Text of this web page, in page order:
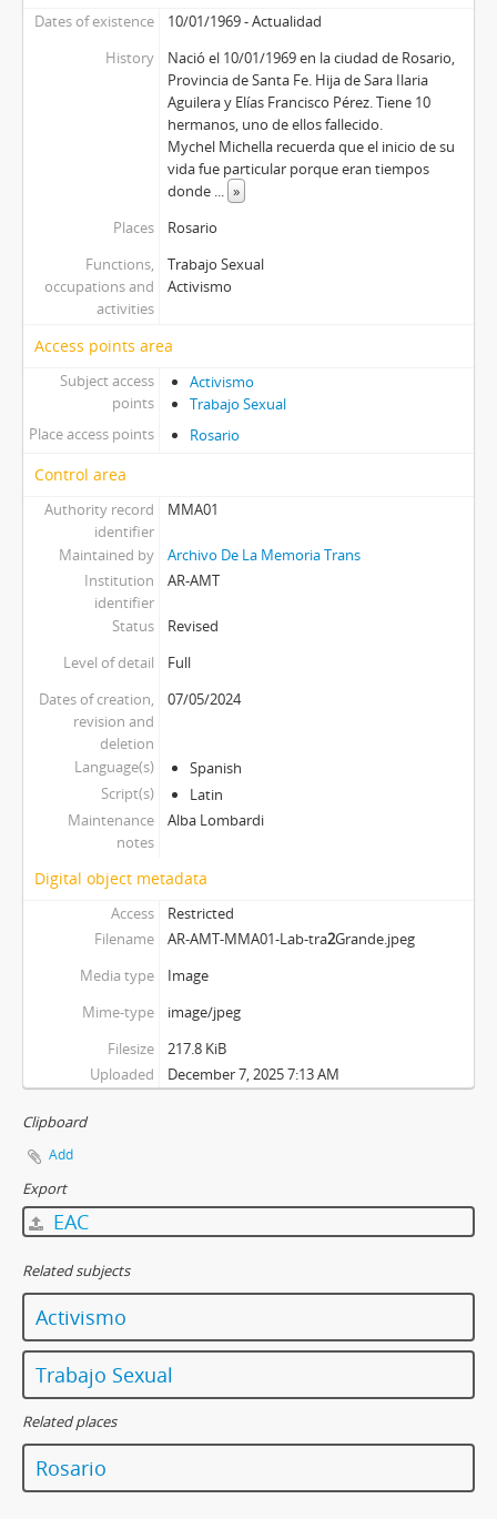
Dates of existence
10/01/1969 - Actualidad
History
Nació el 10/01/1969 en la ciudad de Rosario,
Provincia de Santa Fe. Hija de Sara Ilaria
Aguilera y Elías Francisco Pérez. Tiene 10
hermanos, uno de ellos fallecido.
Mychel Michella recuerda que el inicio de su
vida fue particular porque eran tiempos
donde ... »
Places
Rosario
Functions,
occupations and
activities
Trabajo Sexual
Activismo
Access points area
Subject access
points
Activismo
Trabajo Sexual
Place access points
Rosario
Control area
Authority record
identifier
MMA01
Maintained by
Archivo De La Memoria Trans
Institution
identifier
AR-AMT
Status
Revised
Level of detail
Full
Dates of creation,
revision and
deletion
07/05/2024
Language(s)
Spanish
Script(s)
Latin
Maintenance
notes
Alba Lombardi
Digital object metadata
Access
Restricted
Filename
AR-AMT-MMA01-Lab-tra2Grande.jpeg
Media type
Image
Mime-type
image/jpeg
Filesize
217.8 KiB
Uploaded
December 7, 2025 7:13 AM
Clipboard
Add
Export
EAC
Related subjects
Activismo
Trabajo Sexual
Related places
Rosario